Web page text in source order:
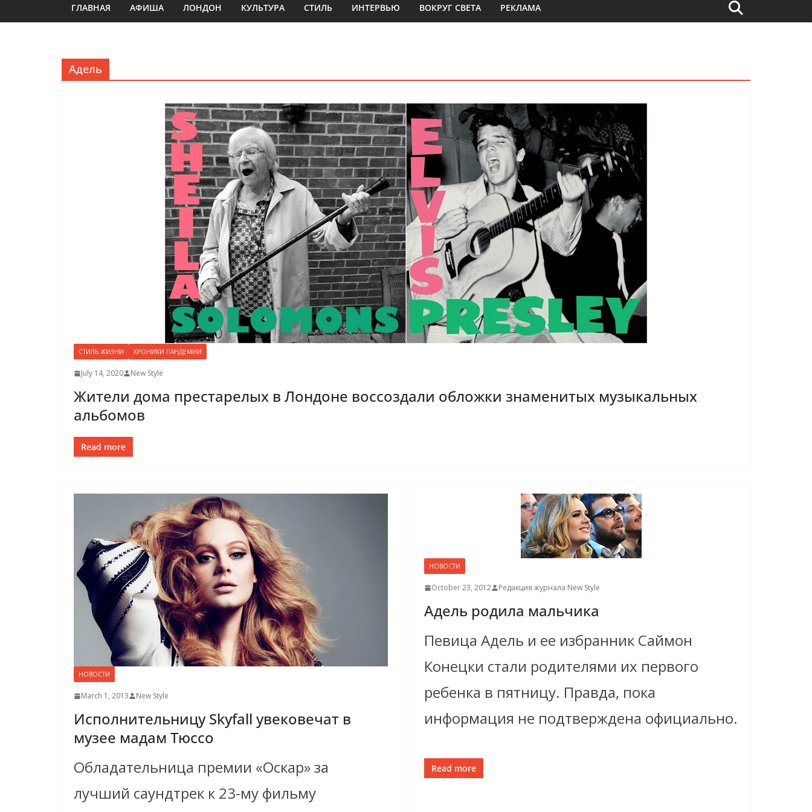
ГЛАВНАЯ АФИША ЛОНДОН КУЛЬТУРА СТИЛЬ ИНТЕРВЬЮ ВОКРУГ СВЕТА РЕКЛАМА
Адель
СТИЛЬ ЖИЗНИ ХРОНИКИ ПАНДЕМИИ
July 14, 2020 New Style
Жители дома престарелых в Лондоне воссоздали обложки знаменитых музыкальных
альбомов
Read more
НОВОСТИ
March 1, 2013 New Style
Исполнительницу Skyfall увековечат в
музее мадам Тюссо
Обладательница премии «Оскар» за
лучший саундтрек к 23-му фильму
НОВОСТИ
October 23, 2012 Редакция журнала New Style
Адель родила мальчика
Певица Адель и ее избранник Саймон
Конецки стали родителями их первого
ребенка в пятницу. Правда, пока
информация не подтверждена официально.
Read more